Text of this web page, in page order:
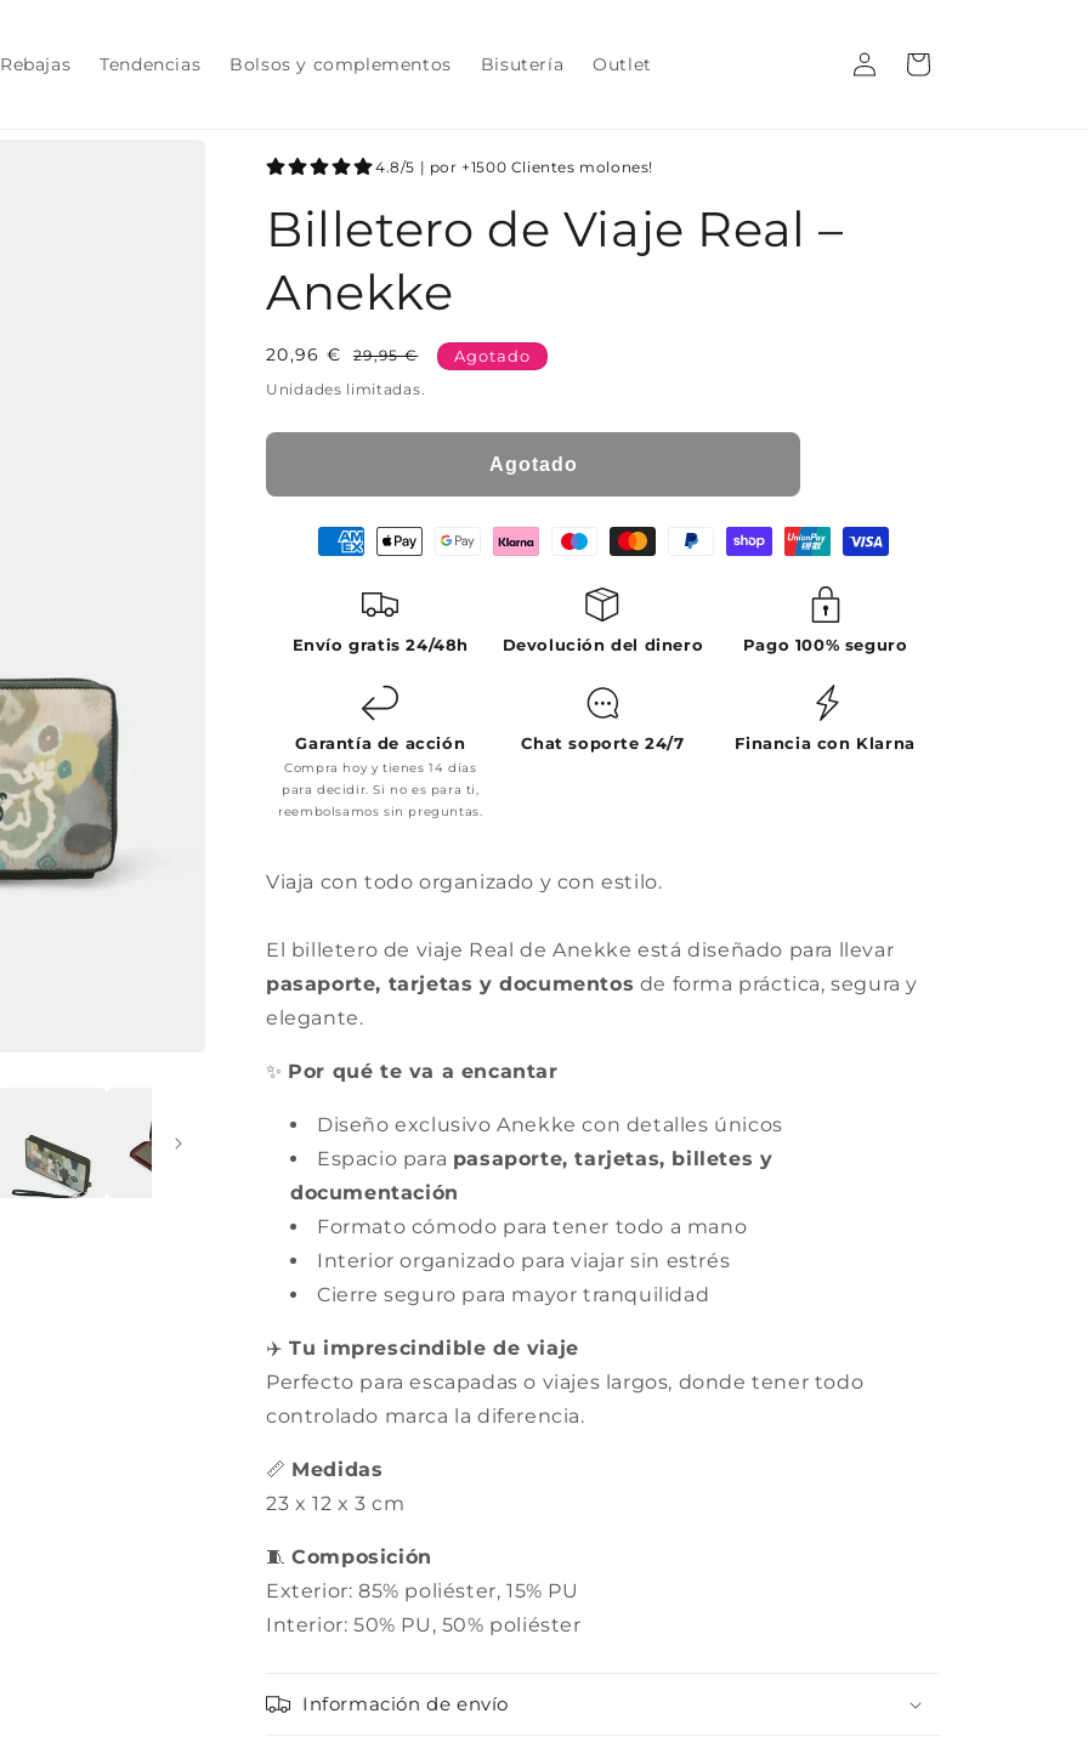
Rebajas Tendencias Bolsos y complementos Bisutería Outlet
Iniciar
sesión
Carrito
4.8/5 | por +1500 Clientes molones!
Billetero de Viaje Real –
Anekke
Precio
29,95 €
Precio
20,96 € Agotado
Unidades limitadas.
Agotado
Envío gratis 24/48h Devolución del dinero Pago 100% seguro
Garantía de acción
Compra hoy y tienes 14 días
para decidir. Si no es para ti,
reembolsamos sin preguntas.
Chat soporte 24/7 Financia con Klarna
Viaja con todo organizado y con estilo.
El billetero de viaje Real de Anekke está diseñado para llevar
pasaporte, tarjetas y documentos de forma práctica, segura y
elegante.
✨ Por qué te va a encantar
Diseño exclusivo Anekke con detalles únicos
Espacio para pasaporte, tarjetas, billetes y
documentación
Formato cómodo para tener todo a mano
Interior organizado para viajar sin estrés
Cierre seguro para mayor tranquilidad
✈️Tu imprescindible de viaje
Perfecto para escapadas o viajes largos, donde tener todo
controlado marca la diferencia.
📏 Medidas
23 x 12 x 3 cm
🧵Composición
Exterior: 85% poliéster, 15% PU
Interior: 50% PU, 50% poliéster
Información de envío